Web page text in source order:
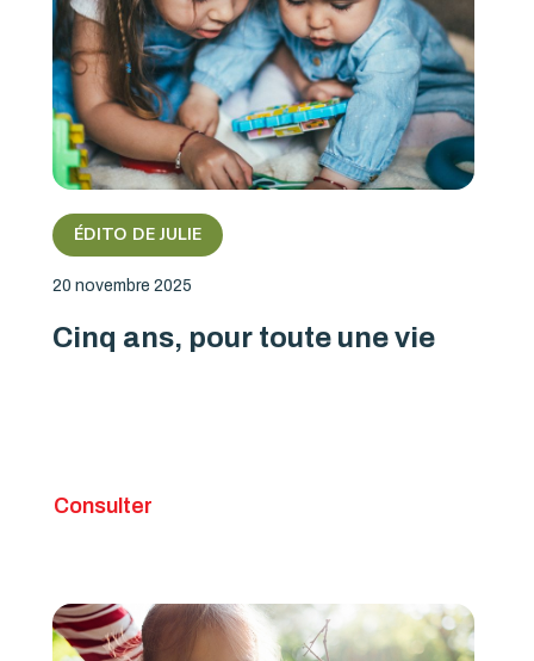
ÉDITO DE JULIE
20 novembre 2025
Cinq ans, pour toute une vie
Consulter